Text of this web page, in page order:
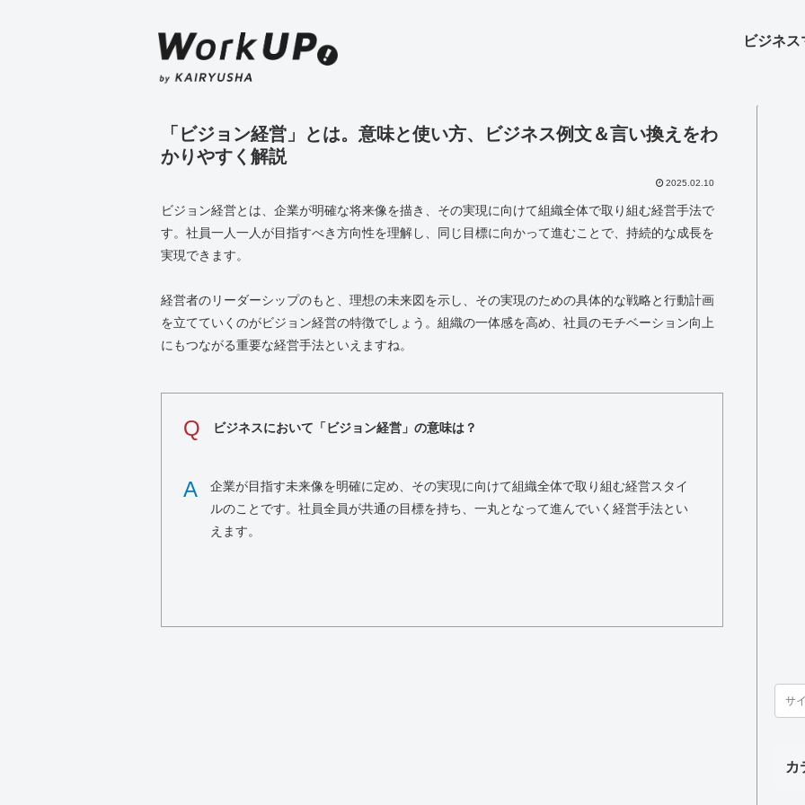
ビジネ
「ビジョン経営」とは。意味と使い方、ビジネス例文＆言い換えをわ
かりやすく解説
2025.02.10
ビジョン経営とは、企業が明確な将来像を描き、その実現に向けて組織全体で取り組む経営手法で
す。社員一人一人が目指すべき方向性を理解し、同じ目標に向かって進むことで、持続的な成長を
実現できます。
経営者のリーダーシップのもと、理想の未来図を示し、その実現のための具体的な戦略と行動計画
を立てていくのがビジョン経営の特徴でしょう。組織の一体感を高め、社員のモチベーション向上
にもつながる重要な経営手法といえますね。
Q ビジネスにおいて「ビジョン経営」の意味は？
A
企業が目指す未来像を明確に定め、その実現に向けて組織全体で取り組む経営スタイ
ルのことです。社員全員が共通の目標を持ち、一丸となって進んでいく経営手法とい
えます。
カ